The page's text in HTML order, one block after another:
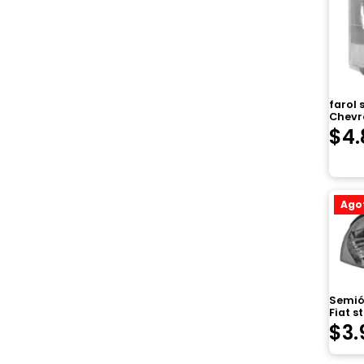
farol
$
Fiat
$